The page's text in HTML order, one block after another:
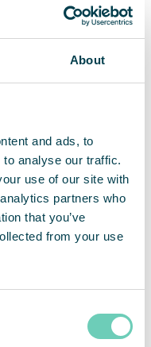
About
and ads, to
analyse our traffic.
use of our site with
partners who
that you’ve
from your use
modulbaserade
QleanAirs
som fångar,
Bolaget har cirka 10
000 kunder inom
För helåret
om 493 Mkr och
19 procent. QleanAir
och aktien handlas på
08-528 00 399.